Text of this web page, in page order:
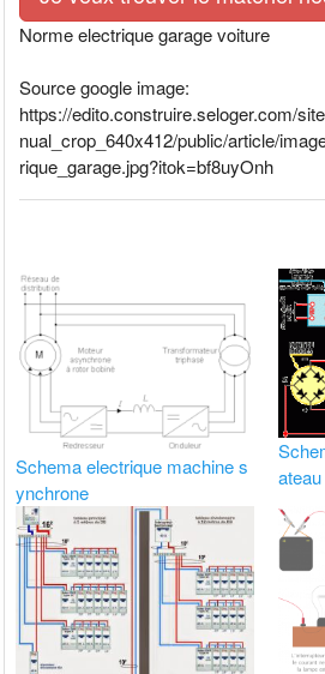
Norme electrique garage voiture
Source google image:
https://edito.construire.seloger.com/
nual_crop_640x412/public/article/
rique_garage.jpg?itok=bf8uyOnh
Schema electrique machine s
ynchrone
ateau